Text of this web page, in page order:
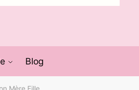
Blog
Mère Fille